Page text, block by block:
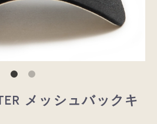
メッシュバックキ